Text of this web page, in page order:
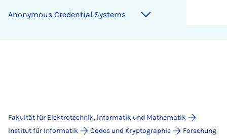
An­ony­mous Cre­den­ti­al Sys­tems
Fakultät für Elektrotechnik, Informatik und Mathematik
Institut für Informatik
Codes und Kryptographie
Forschung